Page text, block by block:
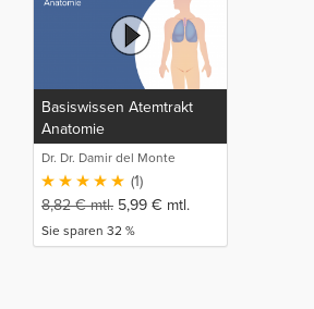
Basiswissen Atemtrakt
Anatomie
Dr. Dr. Damir del Monte
(1)
8,82€mtl. 5,99 € mtl.
Sie sparen 32 %